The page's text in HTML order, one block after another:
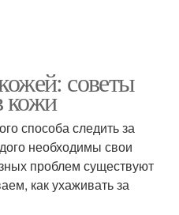
советы
кожи
способа следить за
необходимы свои
проблем существуют
как ухаживать за